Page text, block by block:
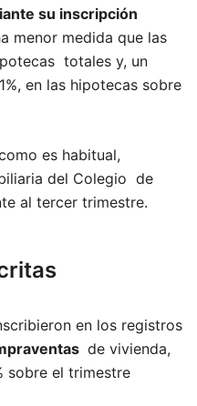
su inscripción
menor medida que las
totales y, un
en las hipotecas sobre
es habitual,
del Colegio de
al tercer trimestre.
en los registros
de vivienda,
sobre el trimestre